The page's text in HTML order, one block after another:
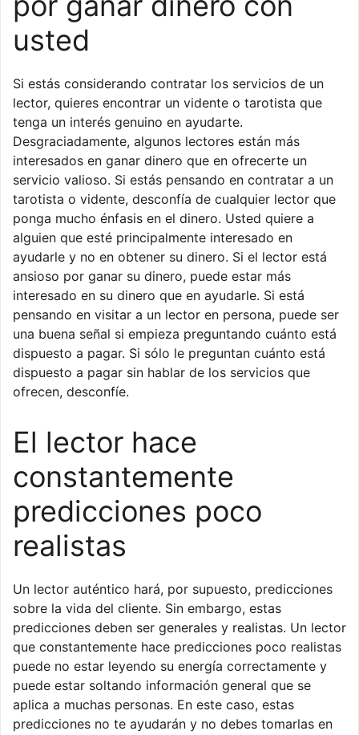
usted
Si estás considerando contratar los servicios de un
lector, quieres encontrar un vidente o tarotista que
tenga un interés genuino en ayudarte.
Desgraciadamente, algunos lectores están más
interesados en ganar dinero que en ofrecerte un
servicio valioso. Si estás pensando en contratar a un
tarotista o vidente, desconfía de cualquier lector que
ponga mucho énfasis en el dinero. Usted quiere a
alguien que esté principalmente interesado en
ayudarle y no en obtener su dinero. Si el lector está
ansioso por ganar su dinero, puede estar más
interesado en su dinero que en ayudarle. Si está
pensando en visitar a un lector en persona, puede ser
una buena señal si empieza preguntando cuánto está
dispuesto a pagar. Si sólo le preguntan cuánto está
dispuesto a pagar sin hablar de los servicios que
ofrecen, desconfíe.
El lector hace
constantemente
predicciones poco
realistas
Un lector auténtico hará, por supuesto, predicciones
sobre la vida del cliente. Sin embargo, estas
predicciones deben ser generales y realistas. Un lector
que constantemente hace predicciones poco realistas
puede no estar leyendo su energía correctamente y
puede estar soltando información general que se
aplica a muchas personas. En este caso, estas
predicciones no te ayudarán y no debes tomarlas en